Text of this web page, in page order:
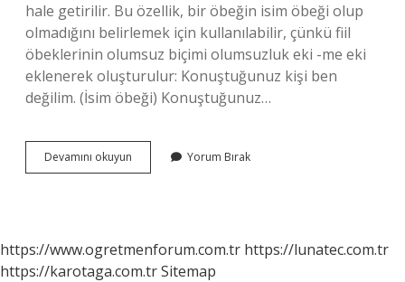
hale getirilir. Bu özellik, bir öbeğin isim öbeği olup
olmadığını belirlemek için kullanılabilir, çünkü fiil
öbeklerinin olumsuz biçimi olumsuzluk eki -me eki
eklenerek oluşturulur: Konuştuğunuz kişi ben
değilim. (İsim öbeği) Konuştuğunuz…
Devamını okuyun
Isim
Yorum Bırak
https://www.ogretmenforum.com.tr https://lunatec.com.tr
https://karotaga.com.trSitemap